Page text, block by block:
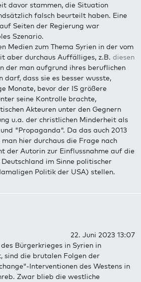
davor stammen, die Situation
falsch beurteilt haben. Eine
Seiten der Regierung war
Szenario.
Medien zum Thema Syrien in der vom
aber durchaus Auffälliges, z.B. diesen
der man aufgrund ihres beruflichen
darf, dass sie es besser wusste,
Monate, bevor der IS größere
seine Kontrolle brachte,
Akteuren unter den Gegnern
u.a. der christlichen Minderheit als
"Propaganda". Da das auch 2013
hier durchaus die Frage nach
der Autorin zur Einflussnahme auf die
im Sinne politischer
Politik der USA) stellen.
22. Juni 2023 13:07
Bürgerkrieges in Syrien in
sind die brutalen Folgen der
Interventionen des Westens in
Zwar blieb die westliche